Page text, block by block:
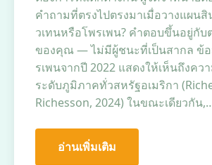
คำถามที่ตรงไปตรงมาเมื่อวางแผน
วเทนหรือโพรเพน? คำตอบขึ้นอยู่กับ
ของคุณ — ไม่มีผู้ชนะที่เป็นสากล ข้
รเพนจากปี 2022 แสดงให้เห็นถึงคว
ระดับภูมิภาคทั่วสหรัฐอเมริกา
Richesson, 2024) ในขณะเดียวกัน
อ่านเพิ่มเติม